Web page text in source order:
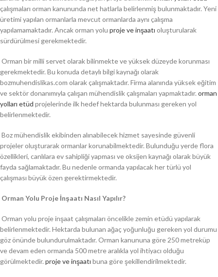
çalışmaları orman kanununda net hatlarla belirlenmiş bulunmaktadır. Yeni
üretimi yapılan ormanlarla mevcut ormanlarda aynı çalışma
yapılamamaktadır. Ancak orman yolu proje ve inşaatı oluşturularak
sürdürülmesi gerekmektedir.
Orman bir milli servet olarak bilinmekte ve yüksek düzeyde korunması
gerekmektedir. Bu konuda detaylı bilgi kaynağı olarak
bozmuhendislikas.com olarak çalışmaktadır. Firma alanında yüksek eğitim
ve sektör donanımıyla çalışan mühendislik çalışmaları yapmaktadır. orman
yolları etüd projelerinde ilk hedef hektarda bulunması gereken yol
belirlenmektedir.
Boz mühendislik ekibinden alınabilecek hizmet sayesinde güvenli
projeler oluşturarak ormanlar korunabilmektedir. Bulunduğu yerde flora
özellikleri, canlılara ev sahipliği yapması ve oksijen kaynağı olarak büyük
fayda sağlamaktadır. Bu nedenle ormanda yapılacak her türlü yol
çalışması büyük özen gerektirmektedir.
Orman Yolu Proje İnşaatı Nasıl Yapılır?
Orman yolu proje inşaat çalışmaları öncelikle zemin etüdü yapılarak
belirlenmektedir. Hektarda bulunan ağaç yoğunluğu gereken yol durumu
göz önünde bulundurulmaktadır. Orman kanununa göre 250 metreküp
ve devam eden ormanda 500 metre aralıkla yol ihtiyacı olduğu
görülmektedir. proje ve inşaatı buna göre şekillendirilmektedir.